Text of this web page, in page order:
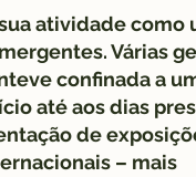
atividade como
Várias
confinada a
até aos dias
de
– mais